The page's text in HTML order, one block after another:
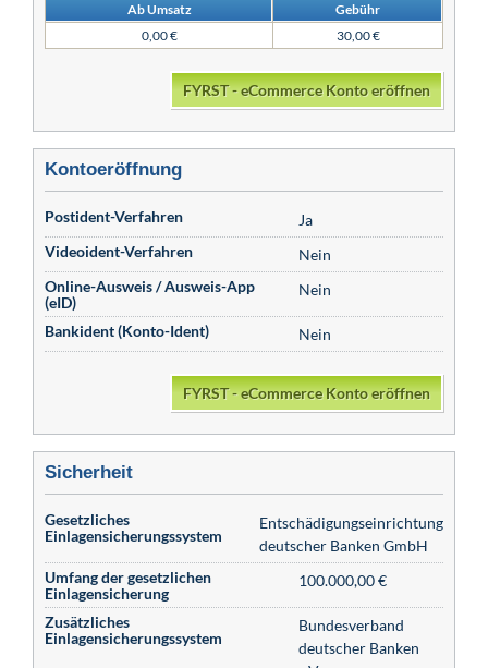
Ab Umsatz
Gebühr
0,00 €
30,00 €
FYRST - eCommerce Konto eröffnen
Kontoeröffnung
Postident-Verfahren
Ja
Videoident-Verfahren
Nein
Online-Ausweis / Ausweis-App
(eID)
Nein
Bankident (Konto-Ident) Nein
FYRST - eCommerce Konto eröffnen
Sicherheit
Gesetzliches
Einlagensicherungssystem
Entschädigungseinrichtung
deutscher Banken GmbH
Umfang der gesetzlichen
Einlagensicherung
100.000,00 €
Zusätzliches
Einlagensicherungssystem
Bundesverband
deutscher Banken